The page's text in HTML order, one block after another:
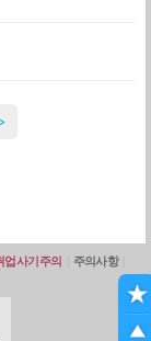
업사기주의 주의사항